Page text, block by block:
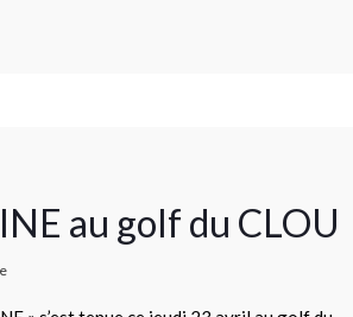
au golf du CLOU